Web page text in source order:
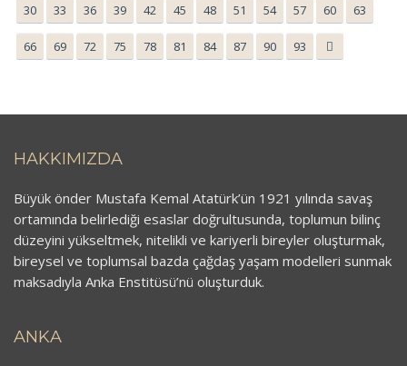
30 33 36 39 42 45 48 51 54 57 60 63
66 69 72 75 78 81 84 87 90 93
HAKKIMIZDA
Büyük önder Mustafa Kemal Atatürk’ün 1921 yılında savaş
ortamında belirlediği esaslar doğrultusunda, toplumun bilinç
düzeyini yükseltmek, nitelikli ve kariyerli bireyler oluşturmak,
bireysel ve toplumsal bazda çağdaş yaşam modelleri sunmak
maksadıyla Anka Enstitüsü’nü oluşturduk.
ANKA